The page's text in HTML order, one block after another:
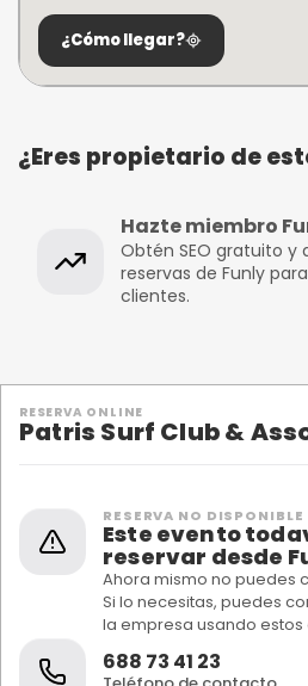
¿Cómo llegar?
¿Eres propietario de
Hazte miembro
Obtén SEO gratuito y
reservas de Funly
clientes.
RESERVA ONLINE
Patris Surf Club &
RESERVA NO DISPONIBLE
Este evento
reservar desde
Ahora mismo no puedes
Si lo necesitas, puedes
la empresa usando estos
688 73 41 23